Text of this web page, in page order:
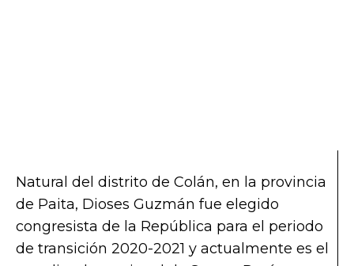
Natural del distrito de Colán, en la provincia
de Paita, Dioses Guzmán fue elegido
congresista de la República para el periodo
de transición 2020-2021 y actualmente es el